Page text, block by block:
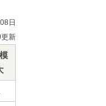
日
新